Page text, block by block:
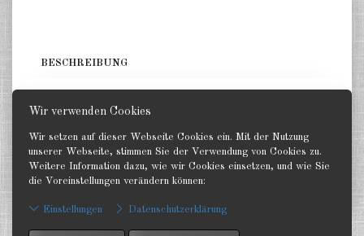
Wir verwenden Cookies
Wir setzen auf dieser Webseite Cookies ein. Mit der Nutzung
unserer Webseite, stimmen Sie der Verwendung von Cookies zu.
Weitere Information dazu, wie wir Cookies einsetzen, und wie Sie
die Voreinstellungen verändern können:
Einstellungen Datenschutzerklärung
BESCHREIBUNG
Zurück